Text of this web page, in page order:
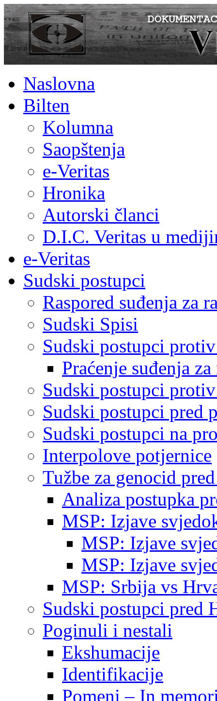
Naslovna
Bilten
Kolumna
Saopštenja
e-Veritas
Hronika
Autorski članci
D.I.C. Veritas u
e-Veritas
Sudski postupci
Raspored suđenja za
Sudski Spisi
Sudski postupci
Praćenje suđenja
Sudski postupci
Sudski postupci pred
Sudski postupci na
Interpolove potjernice
Tužbe za genocid
Analiza postupka
MSP: Izjave
MSP: Izjave
MSP: Izjave
MSP: Srbija vs
Sudski postupci pred
Poginuli i nestali
Ekshumacije
Identifikacije
Pomeni – In